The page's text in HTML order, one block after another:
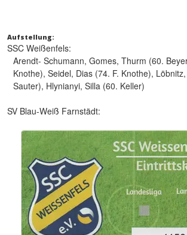
Aufstellung:
SSC Weißenfels:
Arendt- Schumann, Gomes, Thurm (60.
Knothe), Seidel, Dias (74. F. Knothe),
Sauter), Hlynianyi, Silla (60. Keller)
SV Blau-Weiß Farnstädt: